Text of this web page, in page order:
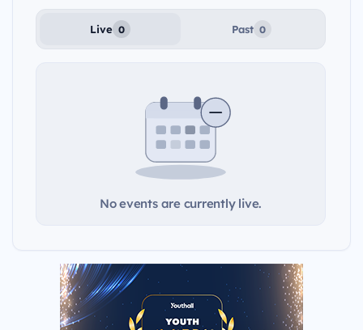
Live 0 Past 0
No events are currently live.